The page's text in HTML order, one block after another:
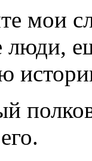
мои